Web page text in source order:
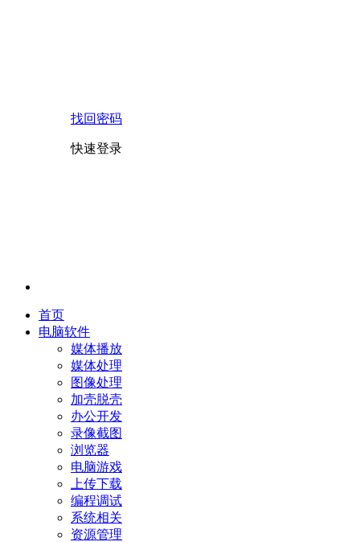
找回密码
快速登录
首页
电脑软件
媒体播放
媒体处理
图像处理
加壳脱壳
办公开发
录像截图
浏览器
电脑游戏
上传下载
编程调试
系统相关
资源管理